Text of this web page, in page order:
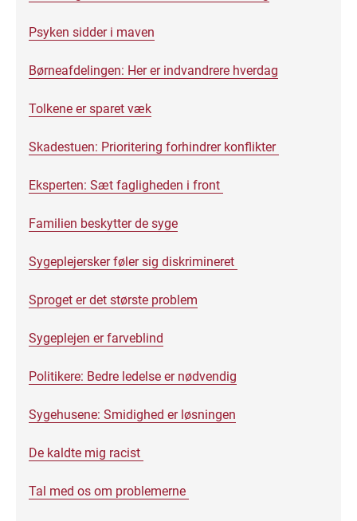
Psyken sidder i maven
Børneafdelingen: Her er indvandrere hverdag
Tolkene er sparet væk
Skadestuen: Prioritering forhindrer konflikter
Eksperten: Sæt fagligheden i front
Familien beskytter de syge
Sygeplejersker føler sig diskrimineret
Sproget er det største problem
Sygeplejen er farveblind
Politikere: Bedre ledelse er nødvendig
Sygehusene: Smidighed er løsningen
De kaldte mig racist
Tal med os om problemerne